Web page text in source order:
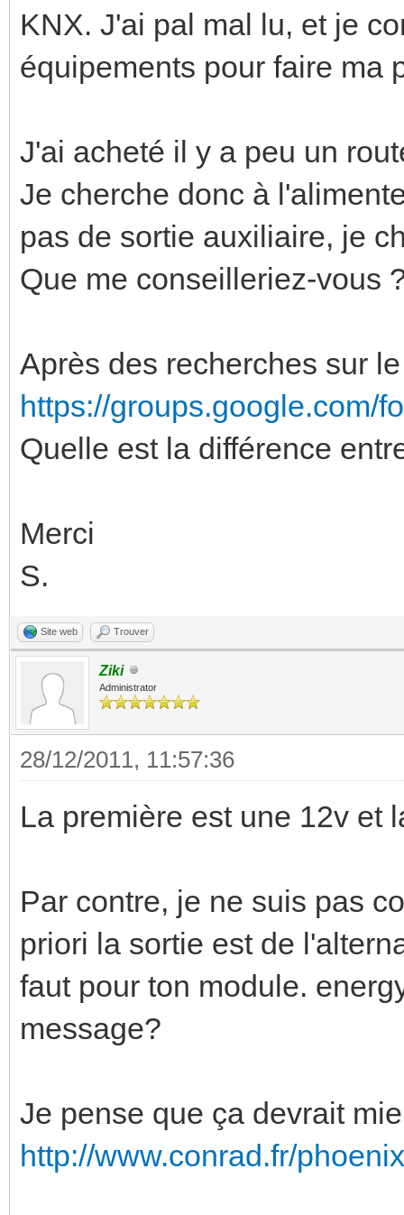
KNX. J'ai pal mal lu, et je
équipements pour faire ma
J'ai acheté il y a peu un
Je cherche donc à
pas de sortie auxiliaire, je
Que me conseilleriez-vous
Après des recherches sur
https://groups.google.com/
Quelle est la différence
Merci
S.
Site web Trouver
Ziki
Administrator
28/12/2011, 11:57:36
La première est une 12v et
Par contre, je ne suis pas
priori la sortie est de
faut pour ton module.
message?
Je pense que ça devrait
http://www.conrad.fr/